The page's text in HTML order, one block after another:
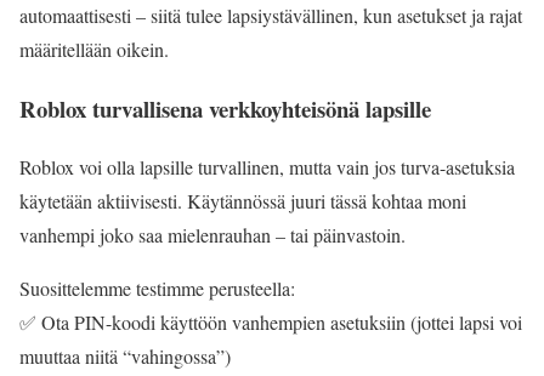
automaattisesti – siitä tulee lapsiystävällinen, kun asetukset ja rajat
määritellään oikein.
Roblox turvallisena verkkoyhteisönä lapsille
Roblox voi olla lapsille turvallinen, mutta vain jos turva-asetuksia
käytetään aktiivisesti. Käytännössä juuri tässä kohtaa moni
vanhempi joko saa mielenrauhan – tai päinvastoin.
Suosittelemme testimme perusteella:
✅ Ota PIN-koodi käyttöön vanhempien asetuksiin (jottei lapsi voi
muuttaa niitä “vahingossa”)